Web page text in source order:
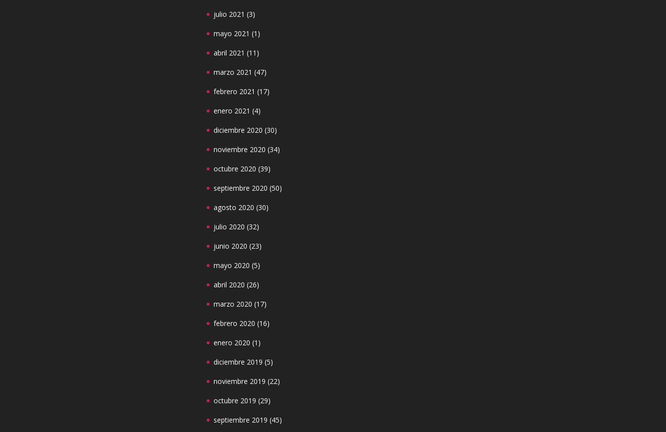
julio 2021 (3)
mayo 2021 (1)
abril 2021 (11)
marzo 2021 (47)
febrero 2021 (17)
enero 2021 (4)
diciembre 2020 (30)
noviembre 2020 (34)
octubre 2020 (39)
septiembre 2020 (50)
agosto 2020 (30)
julio 2020 (32)
junio 2020 (23)
mayo 2020 (5)
abril 2020 (26)
marzo 2020 (17)
febrero 2020 (16)
enero 2020 (1)
diciembre 2019 (5)
noviembre 2019 (22)
octubre 2019 (29)
septiembre 2019 (45)